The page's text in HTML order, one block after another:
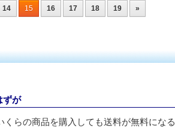
14 15 16 17 18 19 »
ずが
らの商品を購入しても送料が無料になる